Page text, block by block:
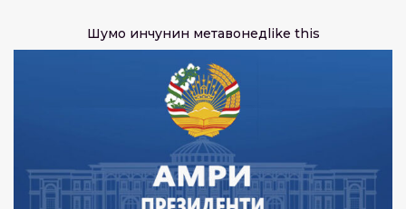
Шумо инчунин метавонедlike this